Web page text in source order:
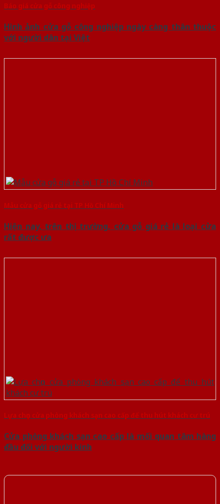
Báo giá cửa gỗ công nghiệp
Hình ảnh cửa gỗ công nghiệp ngày càng thân thuộc
với người dân tại Việt
Mẫu cửa gỗ giá rẻ tại TP Hồ Chí Minh
Hiện nay, trên thị trường, cửa gỗ giá rẻ là loại cửa
rất được ưa
Lựa chọn cửa phòng khách sạn cao cấp để thu hút khách cư trú
Cửa phòng khách sạn cao cấp là mối quan tâm hàng
đầu đối với người kinh